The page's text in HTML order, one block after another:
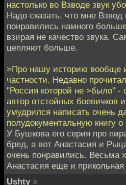
настолько во Взводе звук
Надо сказать, что мне Взвод
понравились намного
взирая не качество звука.
цепляют больше.
>Про нашу историю вообще
частности. Недавно
"Россия которой не >было" -
автор отстойных боевичков
умудрился написать очень
полудокументальную книгу
У Бушкова его серия про
бред, а вот Анастасия и
очень понравились. Весьма
Анастасия еще и прикольная
Ushty »